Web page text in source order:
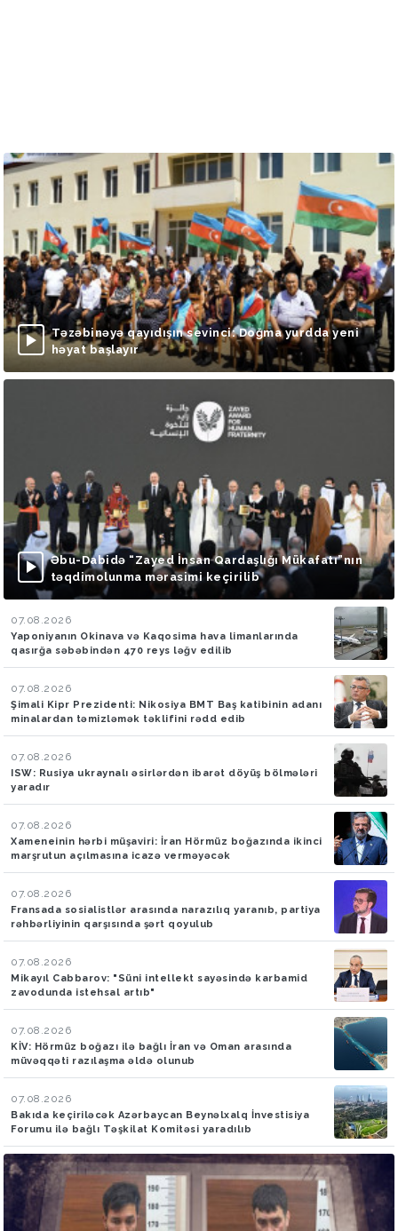
Təzəbinəyə qayıdışın sevinci: Doğma yurdda yeni
həyat başlayır
Əbu-Dabidə “Zayed İnsan Qardaşlığı Mükafatı”nın
təqdimolunma mərasimi keçirilib
07.08.2026
Yaponiyanın Okinava və Kaqosima hava limanlarında
qasırğa səbəbindən 470 reys ləğv edilib
07.08.2026
Şimali Kipr Prezidenti: Nikosiya BMT Baş katibinin adanı
minalardan təmizləmək təklifini rədd edib
07.08.2026
ISW: Rusiya ukraynalı əsirlərdən ibarət döyüş bölmələri
yaradır
07.08.2026
Xameneinin hərbi müşaviri: İran Hörmüz boğazında ikinci
marşrutun açılmasına icazə verməyəcək
07.08.2026
Fransada sosialistlər arasında narazılıq yaranıb, partiya
rəhbərliyinin qarşısında şərt qoyulub
07.08.2026
Mikayıl Cabbarov: "Süni intellekt sayəsində karbamid
zavodunda istehsal artıb"
07.08.2026
KİV: Hörmüz boğazı ilə bağlı İran və Oman arasında
müvəqqəti razılaşma əldə olunub
07.08.2026
Bakıda keçiriləcək Azərbaycan Beynəlxalq İnvestisiya
Forumu ilə bağlı Təşkilat Komitəsi yaradılıb